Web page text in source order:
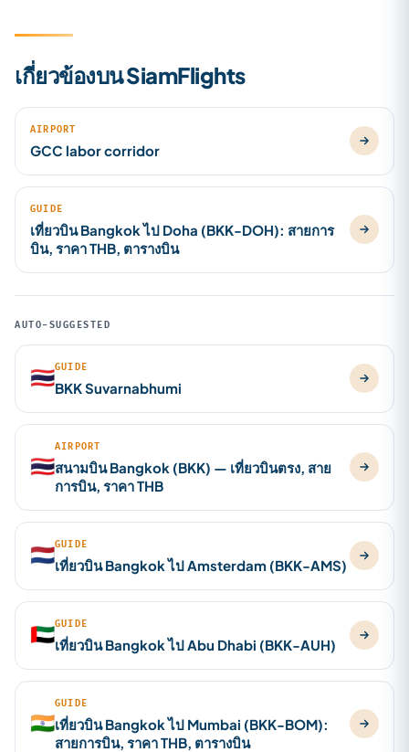
เกี่ยวข้องบน SiamFlights
AIRPORT
GCC labor corridor
GUIDE
เที่ยวบิน Bangkok ไป Doha (BKK-DOH): สายการ
บิน, ราคา THB, ตารางบิน
AUTO-SUGGESTED
🇹🇭GUIDE
BKK Suvarnabhumi
🇹🇭
AIRPORT
สนามบิน Bangkok (BKK) — เที่ยวบินตรง, สาย
การบิน, ราคา THB
🇳🇱GUIDE
เที่ยวบิน Bangkok ไป Amsterdam (BKK-AMS)
🇦🇪GUIDE
เที่ยวบิน Bangkok ไป Abu Dhabi (BKK-AUH)
🇮🇳
GUIDE
เที่ยวบิน Bangkok ไป Mumbai (BKK-BOM):
สายการบิน, ราคา THB, ตารางบิน